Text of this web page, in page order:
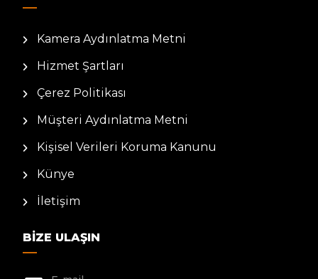
Kamera Aydınlatma Metni
Hizmet Şartları
Çerez Politikası
Müşteri Aydınlatma Metni
Kişisel Verileri Koruma Kanunu
Künye
İletişim
BIZE ULAŞIN